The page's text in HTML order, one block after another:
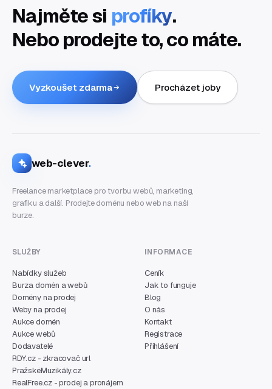
Najměte si profíky.
Nebo prodejte to, co máte.
Vyzkoušet zdarma Procházet joby
web-clever.
Freelance marketplace pro tvorbu webů, marketing,
grafiku a další. Prodejte doménu nebo web na naší
burze.
SLUŽBY
Nabídky služeb
Burza domén a webů
Domény na prodej
Weby na prodej
Aukce domén
Aukce webů
Dodavatelé
RDY.cz - zkracovač url
PražskéMuzikály.cz
RealFree.cz - prodej a pronájem
INFORMACE
Ceník
Jak to funguje
Blog
O nás
Kontakt
Registrace
Přihlášení